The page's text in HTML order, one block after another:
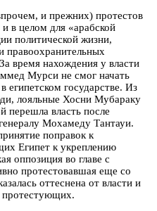
и прежних) протестов
в целом для «арабской
политической жизни,
правоохранительных
время нахождения у власти
Мурси не смог начать
государстве. Из
лояльные Хосни Мубараку
перешла власть после
Мохамеду Тантауи.
поправок к
Египет к укреплению
оппозиция во главе с
протестовавшая еще со
оттеснена от власти и
протестующих.